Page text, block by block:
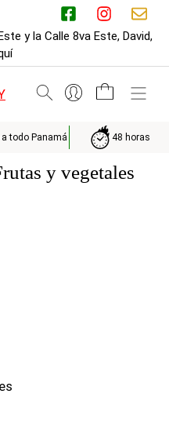
y la Calle 8va Este, David,
a todo Panamá 48 horas
y vegetales